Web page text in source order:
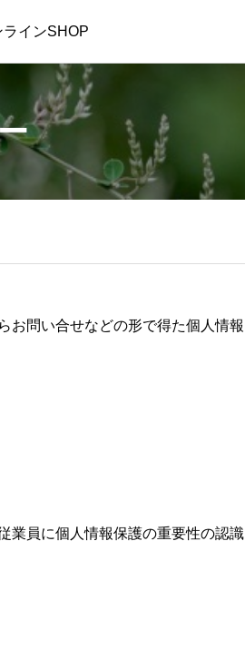
ラインSHOP
お問い合せなどの形で得た個人情報
業員に個人情報保護の重要性の認識